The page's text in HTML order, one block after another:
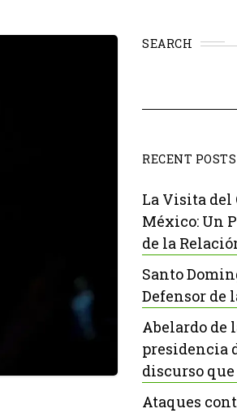
SEARCH
RECENT POSTS
La Visita del
México: Un
de la
Santo
Defensor de
Abelardo de
presidencia
discurso
Ataques